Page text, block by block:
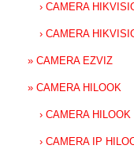
› CAMERA
› CAMERA
» CAMERA EZVIZ
» CAMERA HILOOK
› CAMERA HILOOK
› CAMERA IP